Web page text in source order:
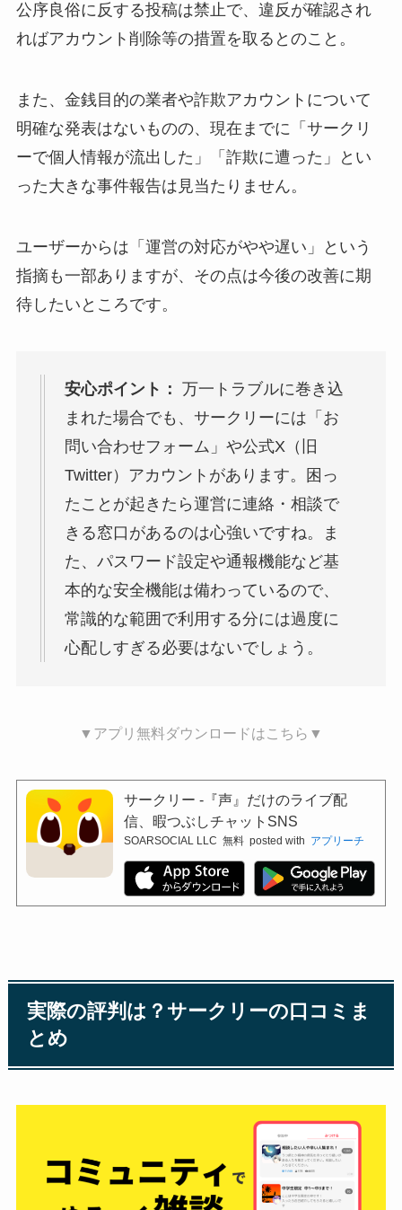
公序良俗に反する投稿は禁止で、違反が確認され
ればアカウント削除等の措置を取るとのこと。​
また、金銭目的の業者や詐欺アカウントについて
明確な発表はないものの、現在までに「サークリ
ーで個人情報が流出した」「詐欺に遭った」とい
った大きな事件報告は見当たりません。
ユーザーからは「運営の対応がやや遅い」という
指摘も一部ありますが​、その点は今後の改善に期
待したいところです。
安心ポイント： 万一トラブルに巻き込
まれた場合でも、サークリーには「お
問い合わせフォーム」や公式X（旧
Twitter）アカウントがあります。困っ
たことが起きたら運営に連絡・相談で
きる窓口があるのは心強いですね。ま
た、パスワード設定や通報機能など基
本的な安全機能は備わっているので、
常識的な範囲で利用する分には過度に
心配しすぎる必要はないでしょう。​
▼アプリ無料ダウンロードはこちら▼
サークリー -『声』だけのライブ配
信、暇つぶしチャットSNS
SOARSOCIAL LLC 無料 posted with アプリーチ
実際の評判は？サークリーの口コミま
とめ